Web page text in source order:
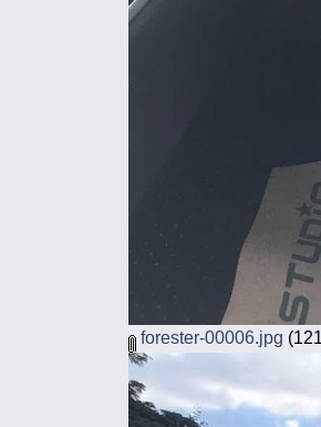
forester-00006.jpg